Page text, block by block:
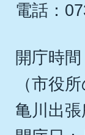
電話：
開庁時
（市役
亀川出張